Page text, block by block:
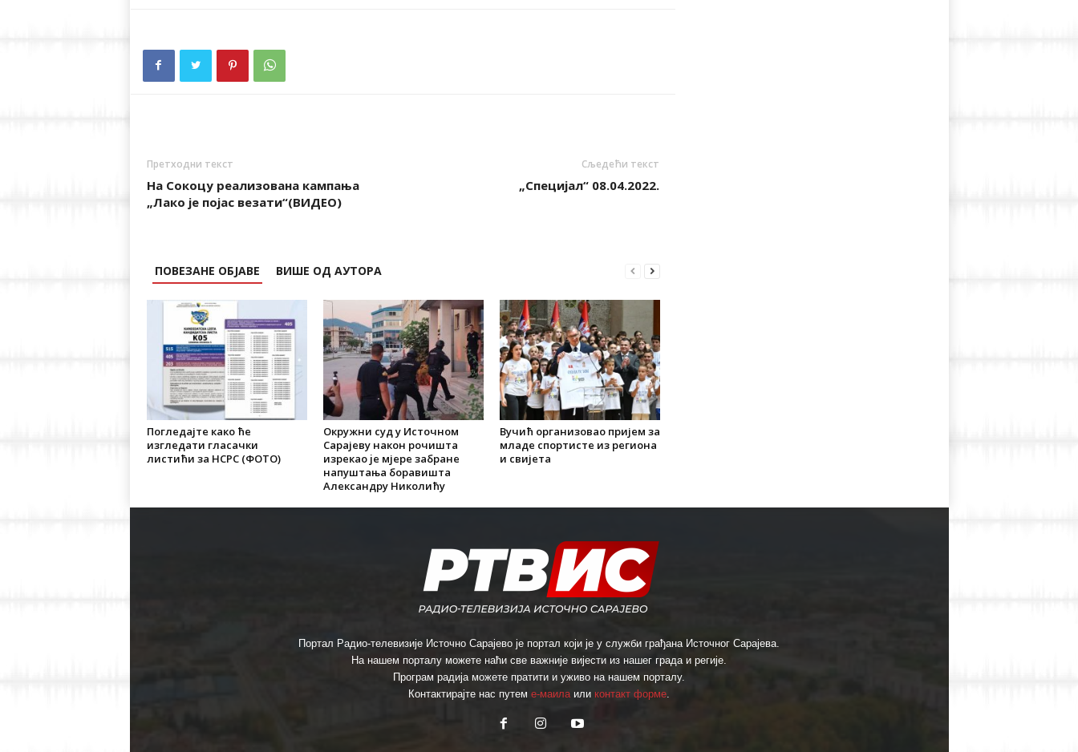
Претходни текст
На Сокоцу реализована кампања
„Лако је појас везати“(ВИДЕО)
Сљедећи текст
„Специјал“ 08.04.2022.
ПОВЕЗАНЕ ОБЈАВЕ ВИШЕ ОД АУТОРА
Погледајте како ће
изгледати гласачки
листићи за НСРС (ФОТО)
Окружни суд у Источном
Сарајеву након рочишта
изрекао je мјере забране
напуштања боравишта
Александру Николићу
Вучић организовао пријем за
младе спортисте из региона
и свијета
Портал Радио-телевизије Источно Сарајево је портал који је у служби грађана Источног Сарајева.
На нашем порталу можете наћи све важније вијести из нашег града и регије.
Програм радија можете пратити и уживо на нашем порталу.
Контактирајте нас путем е-маилаили контакт форме.